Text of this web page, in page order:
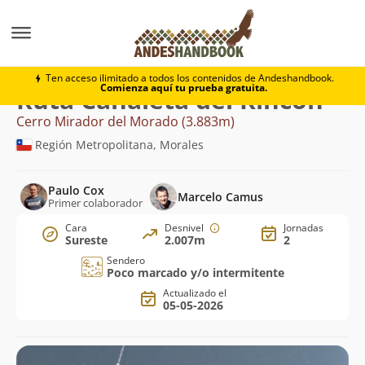
Ten acceso ilimitado a todos los contenidos de Andeshandbook.
Comienza aquí tu prueba gratuita.
Cerro Mirador del Morado
Ruta Canaleta del Rincón
Cerro Mirador del Morado (3.883m)
Región Metropolitana, Morales
Paulo Cox
Primer colaborador Marcelo Camus
Cara
Sureste
Desnivel
2.007m
Jornadas
2
Sendero
Poco marcado y/o intermitente
Actualizado el
05-05-2026